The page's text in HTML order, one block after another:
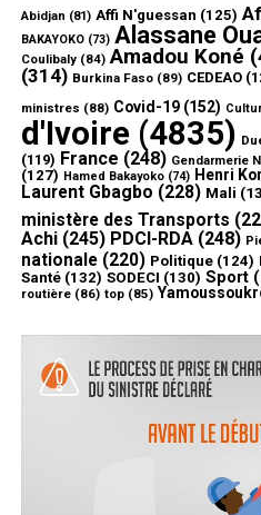
Abidjan (81) Affi N'guessan (125)
BAKAYOKO(73) Alassane
Coulibaly(84) Amadou Koné
(314) Burkina Faso(89) CEDEAO
ministres (88) Covid-19(152)
d'Ivoire(4835)
(119) France (248) Gendarmerie
(127) Hamed Bakayoko(74) Henri
Laurent Gbagbo (228) Mali
ministère des Transports
Achi(245) PDCI-RDA(248)
nationale(220) Politique(124)
Santé(132) SODECI (130) Sport
routière(86) top(85)